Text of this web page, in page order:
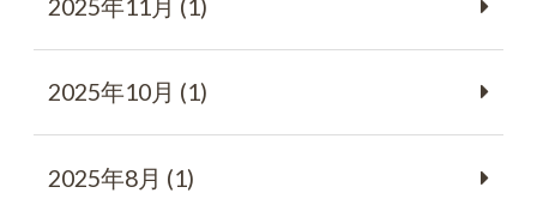
2025年11月 (1)
2025年10月 (1)
2025年8月 (1)